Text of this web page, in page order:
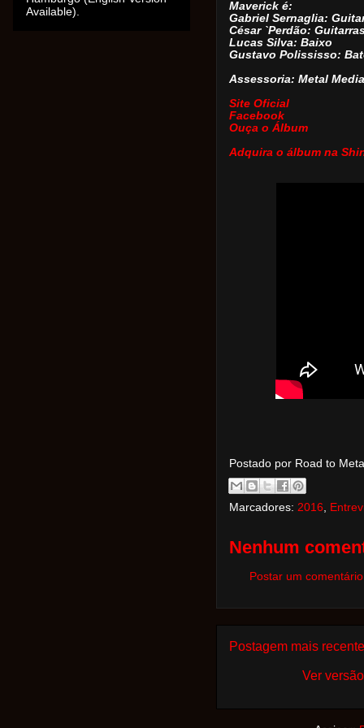
Maverick é:
Gabriel Sernaglia:
César `Perdão:
Lucas Silva: Baixo
Gustavo Polississo:
Assessoria: Metal Media
Site Oficial
Facebook
Ouça o Álbum
Adquira o álbum na
Postado por Road to
Marcadores: 2016
Nenhum
Postar um comentário
Postagem mais recente
Ver
Available).